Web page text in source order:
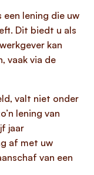
een lening die uw
Dit biedt u als
kan
vaak via de
valt niet onder
lening van
jaar
af met uw
van een